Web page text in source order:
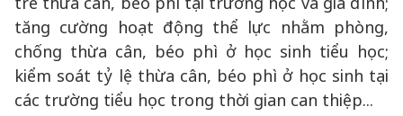
tăng cường hoạt động thể lực nhằm phòng,
chống thừa cân, béo phì ở học sinh tiểu học;
kiểm soát tỷ lệ thừa cân, béo phì ở học sinh tại
các trường tiểu học trong thời gian can thiệp...